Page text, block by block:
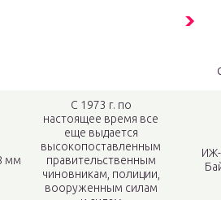
мм
С 1973 г. по
настоящее время все
еще выдается
высокопоставленным
правительственным
чиновникам, полиции,
вооруженным силам